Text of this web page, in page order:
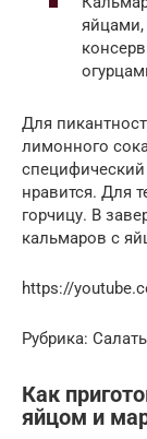
Для
лимонного
нравится. Для
горчицу. В
кальмаров с
https://
Рубрика:
Как
яйцом и